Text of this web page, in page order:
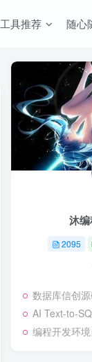
工具推荐 随心
沐
2095
数据库信创
AI Text-to-
编程开发环境